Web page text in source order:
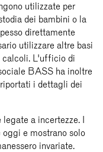
utilizzate per
dei bambini o la
direttamente
utilizzare altre basi
calcoli. L'ufficio di
BASS ha inoltre
i dettagli dei
a incertezze. I
e mostrano solo
invariate.